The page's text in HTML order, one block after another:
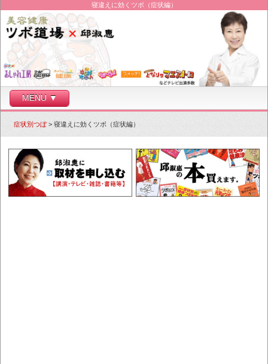
寝違えに効くツボ（症状編）
MENU ▼
症状別つぼ> 寝違えに効くツボ（症状編）